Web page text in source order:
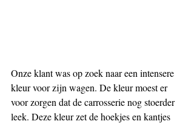
Onze klant was op zoek naar een intensere
kleur voor zijn wagen. De kleur moest er
voor zorgen dat de carrosserie nog stoerder
leek. Deze kleur zet de hoekjes en kantjes